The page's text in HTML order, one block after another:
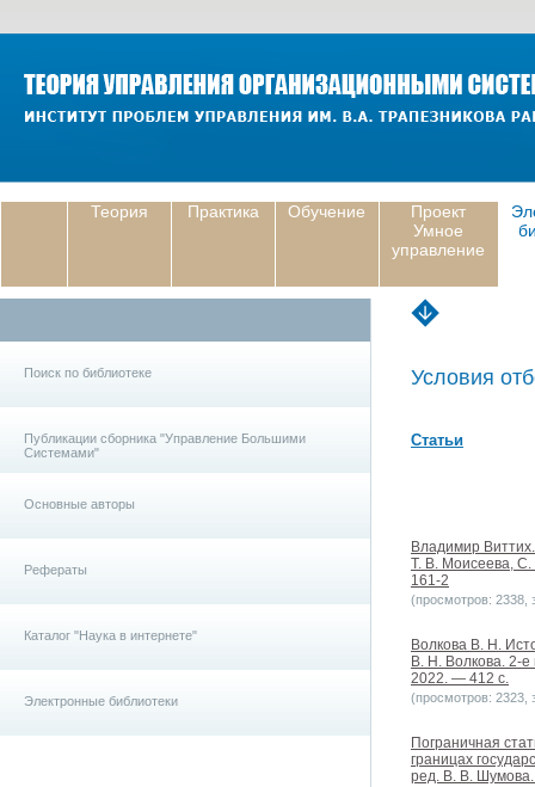
Теория Практика Обучение
Проект
Умное
управление
Поиск по библиотеке
Публикации сборника "Управление Большими
Системами"
Основные авторы
Рефераты
Каталог "Наука в интернете"
Электронные библиотеки
Условия
Статьи
Владимир
Т. В. Моисеева, С.
161-2
(просмотров: 2338,
Волкова В. Н.
В. Н. Волкова.
2022. — 412 с.
(просмотров: 2323,
Пограничная
границах
ред. В. В.